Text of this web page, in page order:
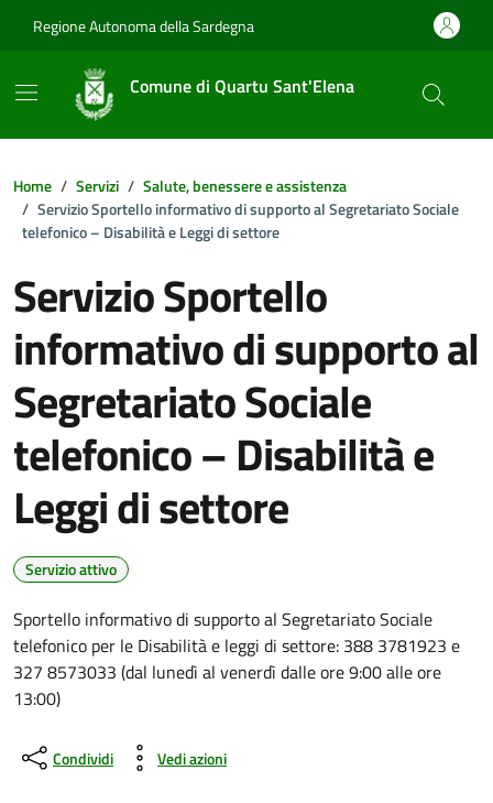
Regione Autonoma della Sardegna
Comune di Quartu Sant'Elena
Home Servizi
Salute, benessere e assistenza
Servizio Sportello informativo di supporto al Segretariato Sociale
telefonico – Disabilità e Leggi di settore
Servizio Sportello
informativo di supporto al
Segretariato Sociale
telefonico – Disabilità e
Leggi di settore
Servizio attivo
Sportello informativo di supporto al Segretariato Sociale
telefonico per le Disabilità e leggi di settore: 388 3781923 e
327 8573033 (dal lunedì al venerdì dalle ore 9:00 alle ore
13:00)
Condividi Vedi azioni